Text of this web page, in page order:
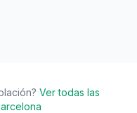
Ver todas las